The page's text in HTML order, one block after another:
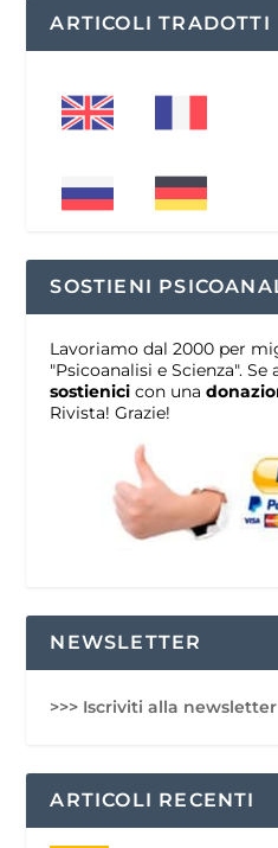
ARTICOLI TRADOTTI
SOSTIENI
Lavoriamo dal 2000 per
"Psicoanalisi e Scienza".
sostienici con una
Rivista! Grazie!
NEWSLETTER
>>> Iscriviti alla newsletter
ARTICOLI RECENTI